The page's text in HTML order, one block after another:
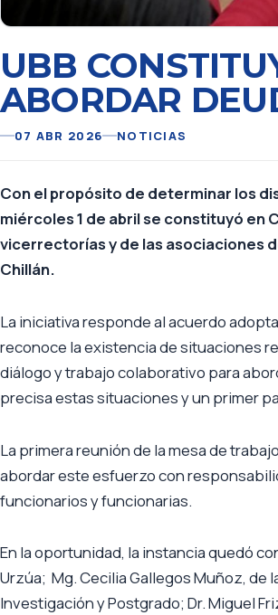
UBB
ABORDAR
07 ABR 2026 NOTICIAS
Con el propósito de determinar los
miércoles 1 de abril se constituyó
vicerrectorías y de las asociaciones
Chillán.
La iniciativa responde al acuerdo
reconoce la existencia de situaciones
diálogo y trabajo colaborativo para
precisa estas situaciones y un primer
La primera reunión de la mesa de
abordar este esfuerzo con
funcionarios y funcionarias.
En la oportunidad, la instancia quedó
Urzúa; Mg. Cecilia Gallegos Muñoz, de
Investigación y Postgrado; Dr. Miguel